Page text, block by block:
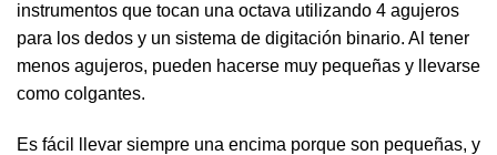
instrumentos que tocan una octava utilizando 4 agujeros
para los dedos y un sistema de digitación binario. Al tener
menos agujeros, pueden hacerse muy pequeñas y llevarse
como colgantes.
Es fácil llevar siempre una encima porque son pequeñas, y